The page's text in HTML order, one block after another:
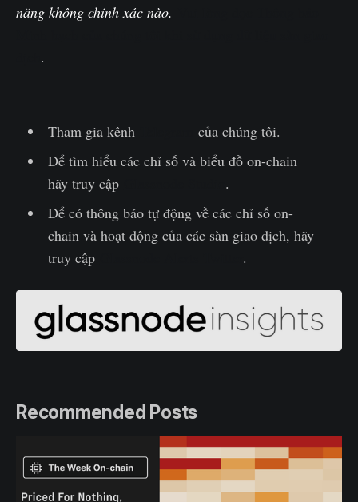
năng không chính xác nào.
.
Tham gia kênh
của chúng tôi.
Để tìm hiểu các chỉ số và biểu đồ on-chain
hãy truy cập
.
Để có thông báo tự động về các chỉ số on-
chain và hoạt động của các sàn giao dịch, hãy
truy cập
.
Recommended Posts